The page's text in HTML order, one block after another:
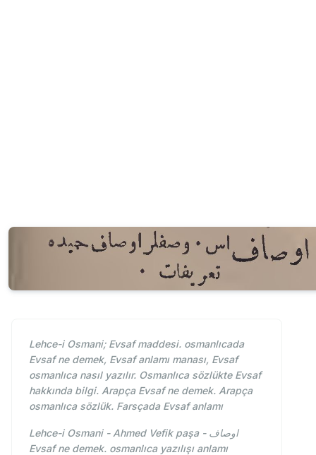
Lehce-i Osmani; Evsaf maddesi. osmanlıcada
Evsaf ne demek, Evsaf anlamı manası, Evsaf
osmanlıca nasıl yazılır. Osmanlıca sözlükte Evsaf
hakkında bilgi. Arapça Evsaf ne demek. Arapça
osmanlıca sözlük. Farsçada Evsaf anlamı
Lehce-i Osmani - Ahmed Vefik paşa - اوصاف
Evsaf ne demek. osmanlıca yazılışı anlamı